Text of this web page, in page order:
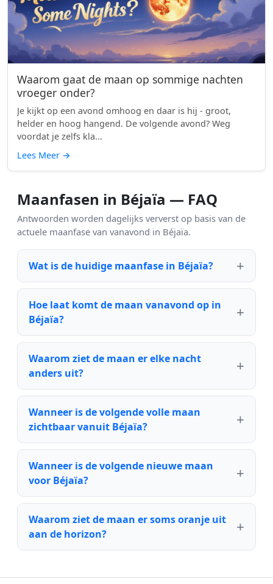
Waarom gaat de maan op sommige nachten
vroeger onder?
Je kijkt op een avond omhoog en daar is hij - groot,
helder en hoog hangend. De volgende avond? Weg
voordat je zelfs kla...
Lees Meer →
Maanfasen in Béjaïa — FAQ
Antwoorden worden dagelijks ververst op basis van de
actuele maanfase van vanavond in Béjaïa.
Wat is de huidige maanfase in Béjaïa?
Hoe laat komt de maan vanavond op in
Béjaïa?
Waarom ziet de maan er elke nacht
anders uit?
Wanneer is de volgende volle maan
zichtbaar vanuit Béjaïa?
Wanneer is de volgende nieuwe maan
voor Béjaïa?
Waarom ziet de maan er soms oranje uit
aan de horizon?